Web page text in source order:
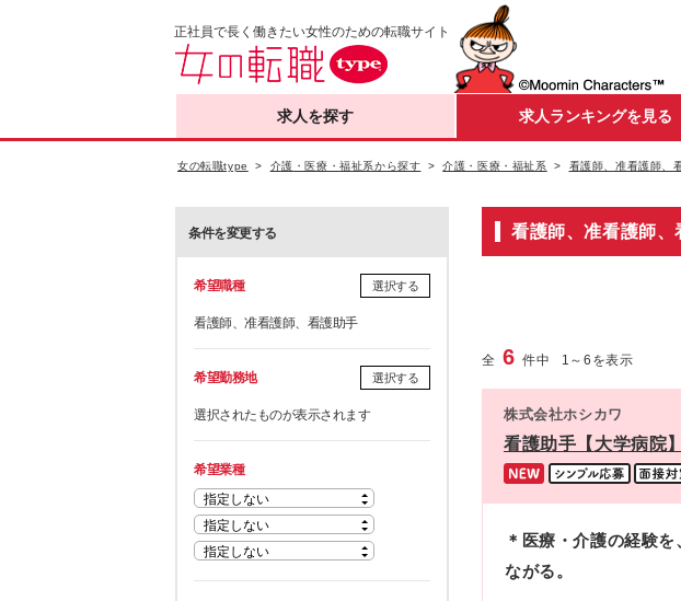
正社員で長く働きたい女性のための転職サイト
求人を探す 求人ランキングを見る
女の転職type 介護・医療・福祉系から探す 介護・医療・福祉系 看護師、准看護師、
条件を変更する
希望職種 選択する
看護師、准看護師、看護助手
希望勤務地 選択する
選択されたものが表示されます
希望業種
看護師、准看護師
全6 件中 1 ～6 を表示
株式会社ホシカワ
看護助手【大学病院
＊医療・介護の経験
ながる。